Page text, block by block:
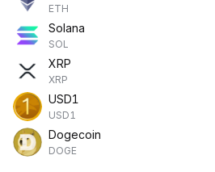
ETH
Solana
SOL
XRP
XRP
USD1
USD1
Dogecoin
DOGE